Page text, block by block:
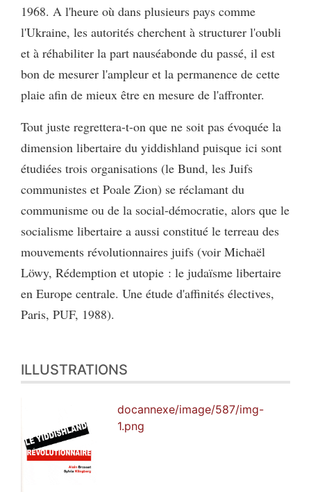
1968. A l'heure où dans plusieurs pays comme
l'Ukraine, les autorités cherchent à structurer l'oubli
et à réhabiliter la part nauséabonde du passé, il est
bon de mesurer l'ampleur et la permanence de cette
plaie afin de mieux être en mesure de l'affronter.
Tout juste regrettera-t-on que ne soit pas évoquée la
dimension libertaire du yiddishland puisque ici sont
étudiées trois organisations (le Bund, les Juifs
communistes et Poale Zion) se réclamant du
communisme ou de la social-démocratie, alors que le
socialisme libertaire a aussi constitué le terreau des
mouvements révolutionnaires juifs (voir Michaël
Löwy, Rédemption et utopie : le judaïsme libertaire
en Europe centrale. Une étude d'affinités électives,
Paris, PUF, 1988).
ILLUSTRATIONS
docannexe/image/587/img-
1.png